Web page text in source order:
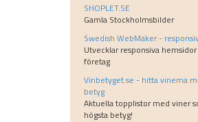
SHOPLET.SE
Gamla Stockholmsbilder
Swedish WebMaker -
Utvecklar responsiva
företag
Vinbetyget.se - hitta vinerna
betyg
Aktuella topplistor med viner
högsta betyg!